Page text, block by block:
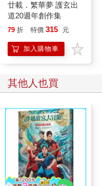
廿載．繁華夢 護玄出
道20週年創作集
79 折 特價 315 元
加入購物車
其他人也買